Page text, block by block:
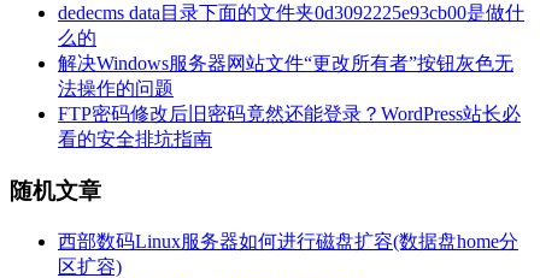
dedecms data目录下面的文件夹0d3092225e93cb00是做什
么的
解决Windows服务器网站文件“更改所有者”按钮灰色无
法操作的问题
FTP密码修改后旧密码竟然还能登录？WordPress站长必
看的安全排坑指南
随机文章
西部数码Linux服务器如何进行磁盘扩容(数据盘home分
区扩容)